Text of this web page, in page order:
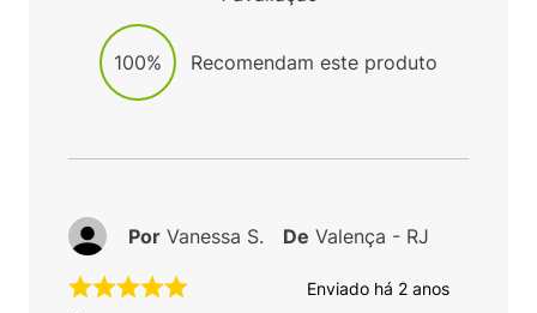
100% Recomendam este produto
Enviado há 2 anos
Por Vanessa S. De Valença - RJ